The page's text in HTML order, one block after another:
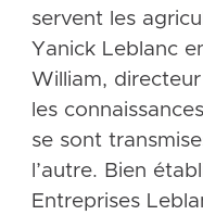
servent les
Yanick Leblanc
William,
les
se sont
l’autre. Bien
Entreprises